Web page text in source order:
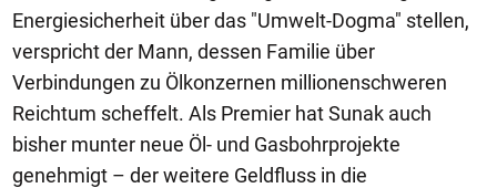
Energiesicherheit über das "Umwelt-Dogma" stellen,
verspricht der Mann, dessen Familie über
Verbindungen zu Ölkonzernen millionenschweren
Reichtum scheffelt. Als Premier hat Sunak auch
bisher munter neue Öl- und Gasbohrprojekte
genehmigt – der weitere Geldfluss in die